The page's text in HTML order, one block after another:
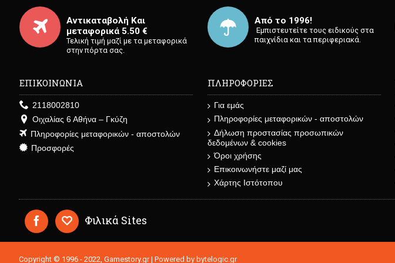
Αντικαταβολή Και
μεταφορικά 5.50 €
Τελική τιμή μαζί με τα μεταφορικά
στην πόρτα σας.
Από το 1996!
⁡ Εμπιστευτείτε τους ειδικούς στα
παιχνίδια και τα περιφεριακά.
ΕΠΙΚΟΙΝΩΝΙΑ
2118002810
Οιχαλίας 6 Αθήνα – Γκύζη
Πληροφορίες μεταφορικών - αποστολών
Προσφορές
ΠΛΗΡΟΦΟΡΙΕΣ
Για εμάς
Πληροφορίες μεταφορικών - αποστολών
Δήλωση προστασίας προσωπικών
δεδομένων & cookies
Όροι χρήσης
Επικοινωνήστε μαζί μας
Χάρτης Ιστότοπου
Φιλικά Sites
Copyright © 1996 - 2022, Gamestory.gr | Powered by bytelogic.gr